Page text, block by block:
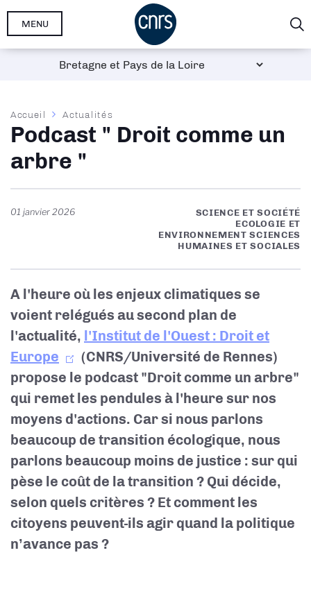
Aller
MENU
Fil
d'Ariane
Accueil Actualités
Podcast " Droit comme un
arbre "
01 janvier 2026
SCIENCE ET SOCIÉTÉ
ECOLOGIE ET
ENVIRONNEMENT SCIENCES
HUMAINES ET SOCIALES
A l'heure où les enjeux climatiques se
voient relégués au second plan de
l'actualité, l'Institut de l'Ouest : Droit et
Europe
(CNRS/Université de Rennes)
propose le podcast "Droit comme un arbre"
qui remet les pendules à l'heure sur nos
moyens d'actions. Car si nous parlons
beaucoup de transition écologique, nous
parlons beaucoup moins de justice : sur qui
pèse le coût de la transition ? Qui décide,
selon quels critères ? Et comment les
citoyens peuvent-ils agir quand la politique
n’avance pas ?